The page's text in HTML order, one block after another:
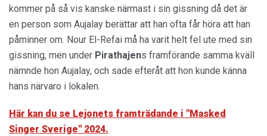
kommer på så vis kanske närmast i sin gissning då det är
en person som Aujalay berättar att han ofta får höra att han
påminner om. Nour El-Refai må ha varit helt fel ute med sin
gissning, men under Pirathajens framförande samma kväll
nämnde hon Aujalay, och sade efteråt att hon kunde känna
hans närvaro i lokalen.
Här kan du se Lejonets framträdande i "Masked
Singer Sverige" 2024.